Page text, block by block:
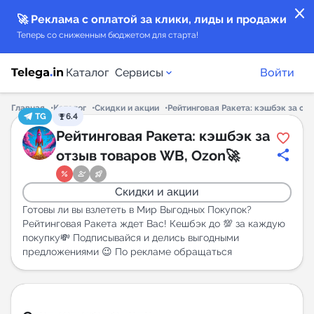
close
🚀 Реклама с оплатой за клики, лиды и продажи
Теперь со сниженным бюджетом для старта!
Каталог Сервисы
Каталог каналов
Каталог ботов
Горящие предложения
Индекс читаемости каналов в Telegram
New
Войти
Главная Каталог Скидки и акции
Рейтинговая Ракета: кэшбэк за
TG
6.4
Рейтинговая Ракета: кэшбэк за
отзыв товаров WB, Ozon🚀
Скидки и акции
Готовы ли вы взлететь в Мир Выгодных Покупок?
Рейтинговая Ракета ждет Вас! Кешбэк до 💯 за каждую
покупку💸 Подписывайся и делись выгодными
предложениями 😉 По рекламе обращаться